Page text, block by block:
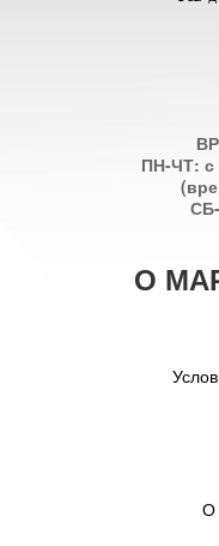
ПН-ЧТ: с
О
О